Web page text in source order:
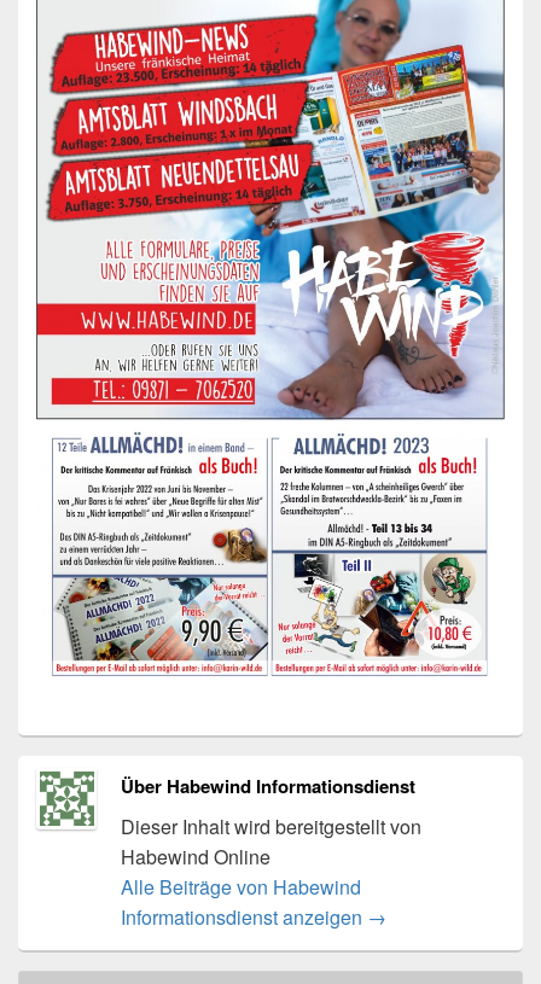
Über Habewind Informationsdienst
Dieser Inhalt wird bereitgestellt von
Habewind Online
Alle Beiträge von Habewind
Informationsdienst anzeigen →